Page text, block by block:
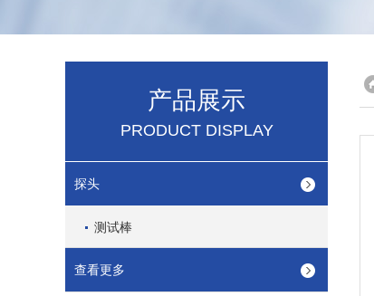
产品展示
PRODUCT DISPLAY
探头
测试棒
查看更多